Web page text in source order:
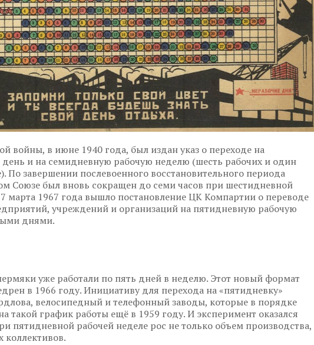
войны, в июне 1940 года, был издан указ о переходе на
день и на семидневную рабочую неделю (шесть рабочих и один
По завершении послевоенного восстановительного периода
Союзе был вновь сокращен до семи часов при шестидневной
марта 1967 года вышло постановление ЦК Компартии о переводе
учреждений и организаций на пятидневную рабочую
днями.
уже работали по пять дней в неделю. Этот новый формат
в 1966 году. Инициативу для перехода на «пятидневку»
велосипедный и телефонный заводы, которые в порядке
такой график работы ещё в 1959 году. И эксперимент оказался
пятидневной рабочей неделе рос не только объем производства,
коллективов.